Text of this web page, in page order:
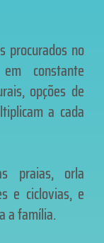
procurados no
constante
opções de
a cada
praias, orla
e ciclovias, e
a família.